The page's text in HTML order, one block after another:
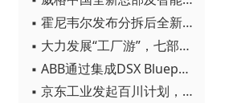
▪ 霍尼韦尔发布分拆后全新品牌：霍尼韦尔科技与霍尼韦尔航空航天
▪ 大力发展“工厂游”，七部门联合发文！
▪ ABB通过集成DSX Blueprint AI基础设施，扩大与英伟达的合作
▪ 京东工业发起百川计划， 构建工业大模型新生态